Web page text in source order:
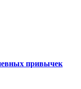
привычек